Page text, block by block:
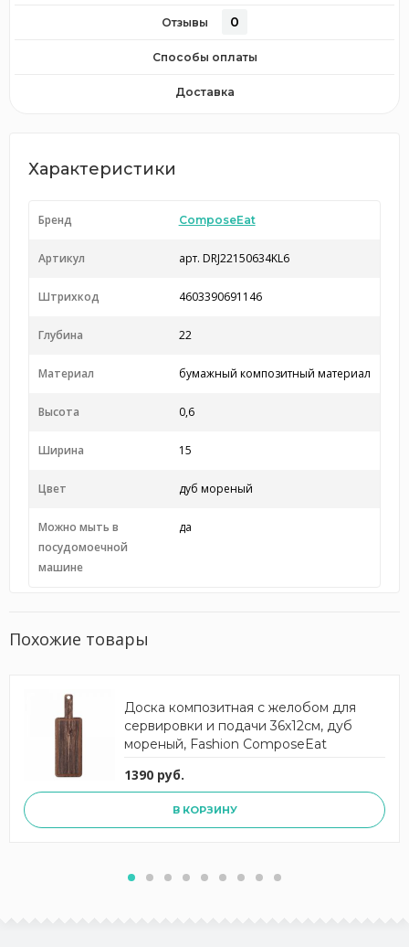
Отзывы 0
Способы оплаты
Доставка
Характеристики
Бренд ComposeEat
Артикул арт. DRJ22150634KL6
Штрихкод 4603390691146
Глубина 22
Материал бумажный композитный материал
Высота 0,6
Ширина 15
Цвет дуб мореный
Можно мыть в
посудомоечной
машине
да
Похожие товары
Доска композитная с желобом для
сервировки и подачи 36х12см, дуб
мореный, Fashion ComposeEat
1390 руб.
В КОРЗИНУ